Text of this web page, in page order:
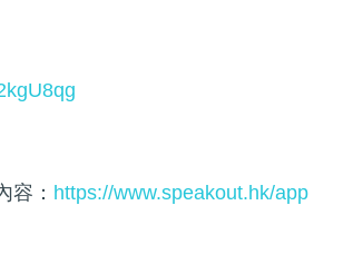
容： https://www.speakout.hk/app